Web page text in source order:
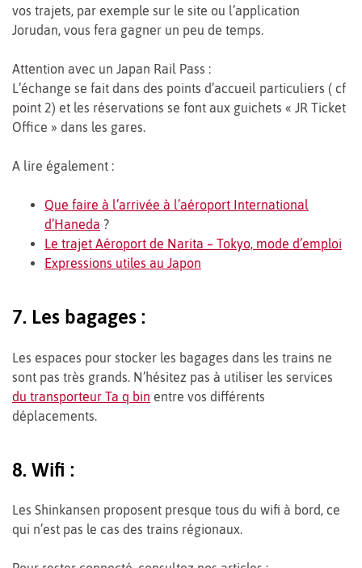
vos trajets, par exemple sur le site ou l’application
Jorudan, vous fera gagner un peu de temps.
Attention avec un Japan Rail Pass :
L’échange se fait dans des points d’accueil particuliers ( cf
point 2) et les réservations se font aux guichets « JR Ticket
Office » dans les gares.
A lire également :
Que faire à l’arrivée à l’aéroport International
d’Haneda ?
Le trajet Aéroport de Narita – Tokyo, mode d’emploi
Expressions utiles au Japon
7. Les bagages :
Les espaces pour stocker les bagages dans les trains ne
sont pas très grands. N’hésitez pas à utiliser les services
du transporteur Ta q bin entre vos différents
déplacements.
8. Wifi :
Les Shinkansen proposent presque tous du wifi à bord, ce
qui n’est pas le cas des trains régionaux.